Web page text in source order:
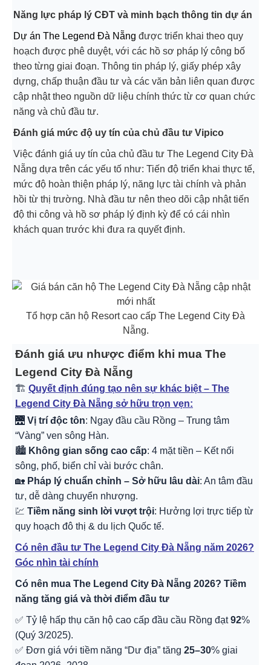
Năng lực pháp lý CĐT và minh bạch thông tin dự án
Dự án The Legend Đà Nẵng được triển khai theo quy
hoạch được phê duyệt, với các hồ sơ pháp lý công bố
theo từng giai đoạn. Thông tin pháp lý, giấy phép xây
dựng, chấp thuận đầu tư và các văn bản liên quan được
cập nhật theo nguồn dữ liệu chính thức từ cơ quan chức
năng và chủ đầu tư.
Đánh giá mức độ uy tín của chủ đầu tư Vipico
Việc đánh giá uy tín của chủ đầu tư The Legend City Đà
Nẵng dựa trên các yếu tố như: Tiến độ triển khai thực tế,
mức độ hoàn thiện pháp lý, năng lực tài chính và phản
hồi từ thị trường. Nhà đầu tư nên theo dõi cập nhật tiến
độ thi công và hồ sơ pháp lý định kỳ để có cái nhìn
khách quan trước khi đưa ra quyết định.
Tổ hợp căn hộ Resort cao cấp The Legend City Đà
Nẵng.
Đánh giá ưu nhược điểm khi mua The
Legend City Đà Nẵng
🏗️ Quyết định đúng tạo nên sự khác biệt – The
Legend City Đà Nẵng sở hữu trọn vẹn:
🌉 Vị trí độc tôn: Ngay đầu cầu Rồng – Trung tâm
“Vàng” ven sông Hàn.
🏙️ Không gian sống cao cấp: 4 mặt tiền – Kết nối
sông, phố, biển chỉ vài bước chân.
🏡 Pháp lý chuẩn chỉnh – Sở hữu lâu dài: An tâm đầu
tư, dễ dàng chuyển nhượng.
💹 Tiềm năng sinh lời vượt trội: Hưởng lợi trực tiếp từ
quy hoạch đô thị & du lịch Quốc tế.
Có nên đầu tư The Legend City Đà Nẵng năm 2026?
Góc nhìn tài chính
Có nên mua The Legend City Đà Nẵng 2026? Tiềm
năng tăng giá và thời điểm đầu tư
✅ Tỷ lệ hấp thụ căn hộ cao cấp đầu cầu Rồng đạt92%
(Quý 3/2025).
✅ Đơn giá với tiềm năng “Dư địa” tăng 25–30% giai